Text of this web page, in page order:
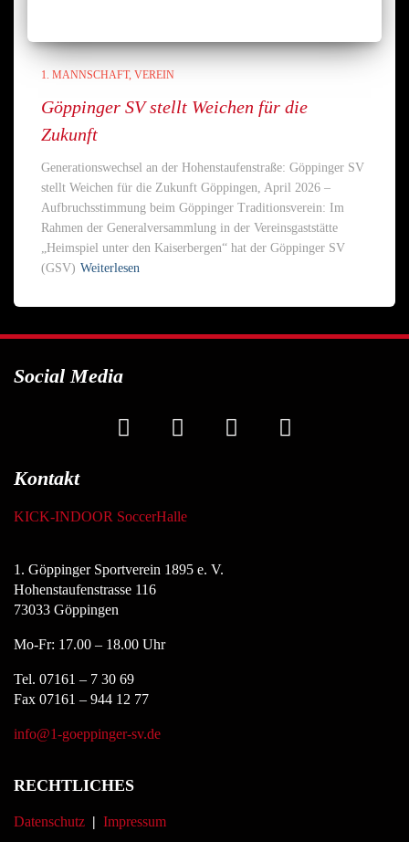
1. MANNSCHAFT VEREIN
Göppinger SV stellt Weichen für die
Zukunft
Generationswechsel an der Hohenstaufenstraße: Göppinger SV
stellt Weichen für die Zukunft Göppingen, April 2026 –
Aufbruchsstimmung beim Göppinger Traditionsverein: Im
Rahmen der Generalversammlung in der Vereinsgaststätte
„Heimspiel unter den Kaiserbergen“ hat der Göppinger SV
(GSV) Weiterlesen
Social Media
Kontakt
KICK-INDOOR SoccerHalle
1. Göppinger Sportverein 1895 e. V.
Hohenstaufenstrasse 116
73033 Göppingen
Mo-Fr: 17.00 – 18.00 Uhr
Tel. 07161 – 7 30 69
Fax 07161 – 944 12 77
info@1-goeppinger-sv.de
RECHTLICHES
Datenschutz | Impressum